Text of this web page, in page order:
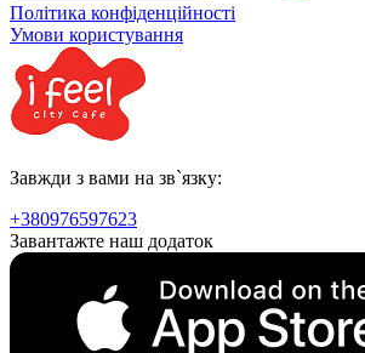
Політика конфіденційності
Умови користування
Завжди з вами на зв`язку:
+380976597623
Завантажте наш додаток